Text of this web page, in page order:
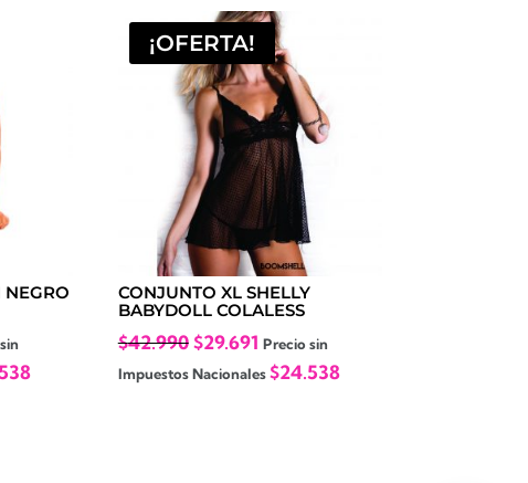
¡OFERTA!
CONJUNTO XL SHELLY
BABYDOLL COLALESS
$42.990 El
precio
$29.691El
precio
Precio sin
Impuestos Nacionales$24.538